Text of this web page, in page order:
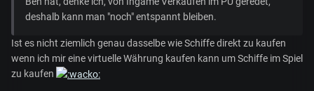
deshalb kann man "noch" entspannt bleiben.
Ist es nicht ziemlich genau dasselbe wie Schiffe direkt zu kaufen
wenn ich mir eine virtuelle Währung kaufen kann um Schiffe im Spiel
zu kaufen